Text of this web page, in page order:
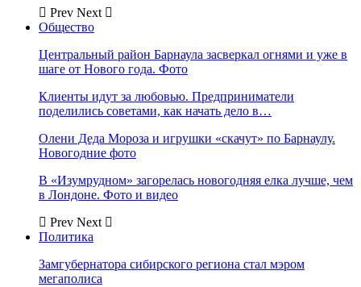
Prev Next
Общество
Центральный район Барнаула засверкал огнями и уже в
шаге от Нового года. Фото
Клиенты идут за любовью. Предприниматели
поделились советами, как начать дело в…
Олени Деда Мороза и игрушки «скачут» по Барнаулу.
Новогодние фото
В «Изумрудном» загорелась новогодняя елка лучше, чем
в Лондоне. Фото и видео
Prev Next
Политика
Замгубернатора сибирского региона стал мэром
мегаполиса